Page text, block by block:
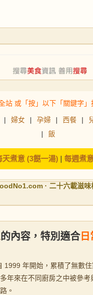
站 或「按」以下「關鍵字」
| 婦女 | 孕婦 | 西餐 |
|
飯
天煮意 (3餸一湯)| 每週煮
.com · 二十六載滋味
的內容，特別適合
1999 年開始，累積了無數
年來在不同廚房之中被參
。